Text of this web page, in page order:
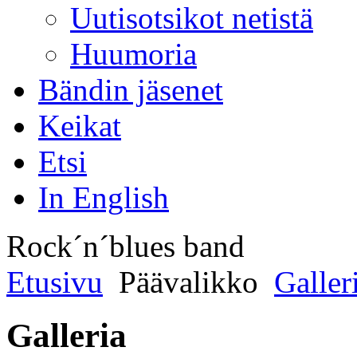
Uutisotsikot netistä
Huumoria
Bändin jäsenet
Keikat
Etsi
In English
Rock´n´blues band
Etusivu Päävalikko
Galleria